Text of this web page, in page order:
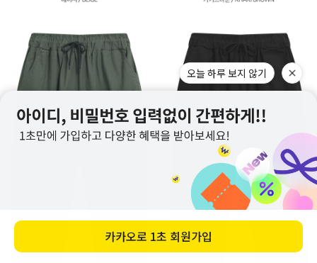
오늘 하루 보지 않기
카카오로 1초 회원가입